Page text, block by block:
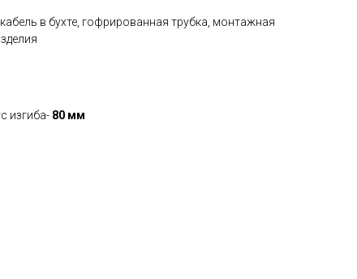
в бухте, гофрированная трубка, монтажная
изгиба- 80 мм